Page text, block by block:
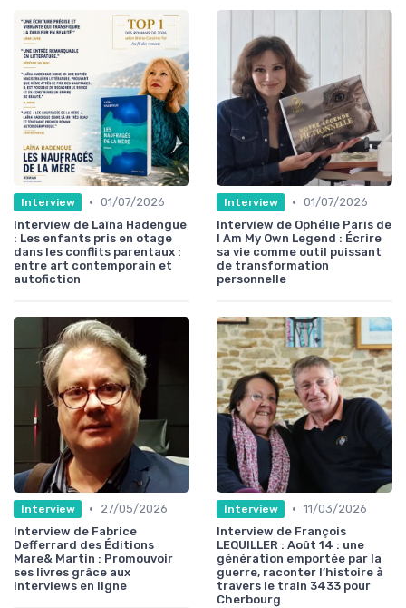
Interview • 01/07/2026
Interview de Laïna Hadengue
: Les enfants pris en otage
dans les conflits parentaux :
entre art contemporain et
autofiction
Interview • 01/07/2026
Interview de Ophélie Paris de
I Am My Own Legend : Écrire
sa vie comme outil puissant
de transformation
personnelle
Interview •
27/05/2026
Interview de Fabrice
Defferrard des Éditions
Mare& Martin : Promouvoir
ses livres grâce aux
interviews en ligne
Interview • 11/03/2026
Interview de François
LEQUILLER : Août 14 : une
génération emportée par la
guerre, raconter l’histoire à
travers le train 3433 pour
Cherbourg